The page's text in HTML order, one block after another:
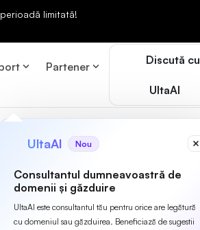
limitată!
Partener Discută cu
UltaAI
UltaAI Nou
Consultantul dumneavoastră de
domenii și găzduire
UltaAI este consultantul tău pentru orice are legătură
cu domeniul sau găzduirea. Beneficiază de sugestii